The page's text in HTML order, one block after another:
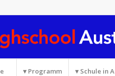
▾ Programm ▾ Schule in